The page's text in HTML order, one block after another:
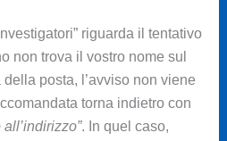
riguarda il tentativo
non trova il vostro nome sul
posta, l’avviso non viene
torna indietro con
. In quel caso,